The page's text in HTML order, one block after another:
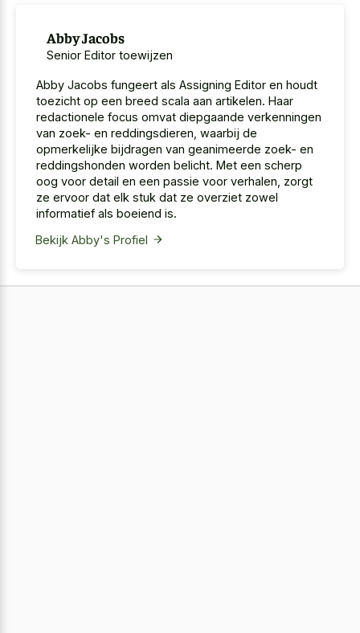
Abby Jacobs
Senior Editor toewijzen
Abby Jacobs fungeert als Assigning Editor en houdt
toezicht op een breed scala aan artikelen. Haar
redactionele focus omvat diepgaande verkenningen
van zoek- en reddingsdieren, waarbij de
opmerkelijke bijdragen van geanimeerde zoek- en
reddingshonden worden belicht. Met een scherp
oog voor detail en een passie voor verhalen, zorgt
ze ervoor dat elk stuk dat ze overziet zowel
informatief als boeiend is.
Bekijk Abby's Profiel